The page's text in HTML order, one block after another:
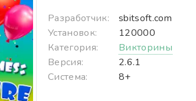
Разработчик:
sbitsoft.com
Установок:
120000
Категория:
Викторины
Версия:
2.6.1
Система:
8+